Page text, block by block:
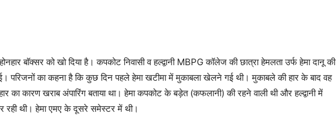
बॉक्सर को खो दिया है। कपकोट निवासी व हल्द्वानी MBPG कॉलेज की छात्रा हेमलता उर्फ हेमा दानू की
परिजनों का कहना है कि कुछ दिन पहले हेमा खटीमा में मुकाबला खेलने गई थी। मुकाबले की हार के बाद वह
का कारण खराब अंपारिंग बताया था। हेमा कपकोट के बड़ेत (कफलानी) की रहने वाली थी और हल्द्वानी में
रही थी। हेमा एमए के दूसरे समेस्टर में थी।